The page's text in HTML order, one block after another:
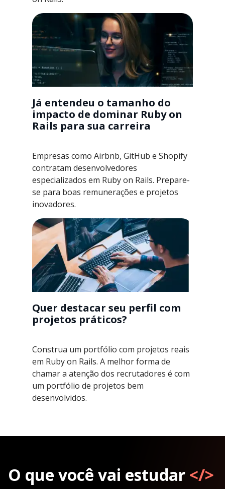
Já entendeu o tamanho do
impacto de dominar Ruby on
Rails para sua carreira
Empresas como Airbnb, GitHub e Shopify
contratam desenvolvedores
especializados em Ruby on Rails. Prepare-
se para boas remunerações e projetos
inovadores.
Quer destacar seu perfil com
projetos práticos?
Construa um portfólio com projetos reais
em Ruby on Rails. A melhor forma de
chamar a atenção dos recrutadores é com
um portfólio de projetos bem
desenvolvidos.
O que você vai estudar </>